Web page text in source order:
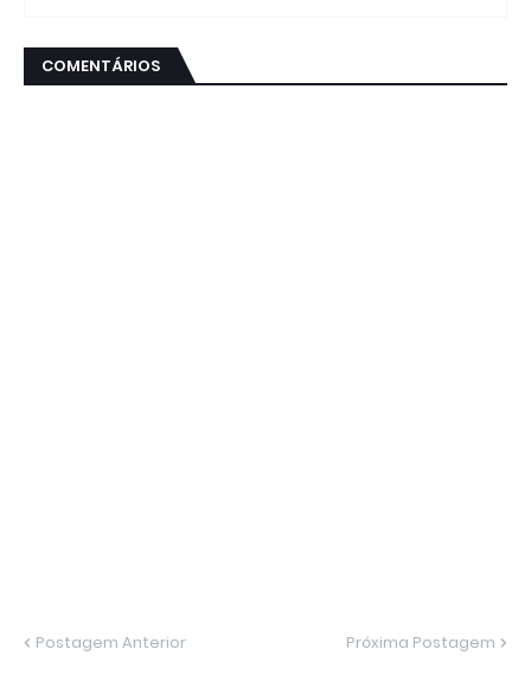
COMENTÁRIOS
Postagem Anterior Próxima Postagem